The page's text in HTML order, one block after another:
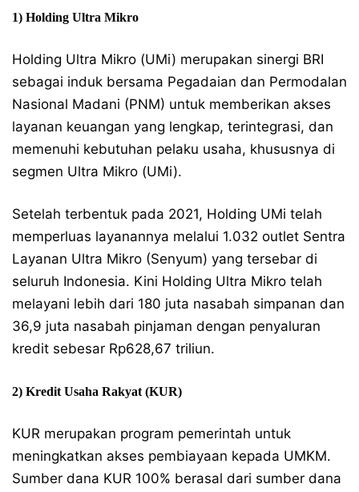
1) Holding Ultra Mikro
Holding Ultra Mikro (UMi) merupakan sinergi BRI
sebagai induk bersama Pegadaian dan Permodalan
Nasional Madani (PNM) untuk memberikan akses
layanan keuangan yang lengkap, terintegrasi, dan
memenuhi kebutuhan pelaku usaha, khususnya di
segmen Ultra Mikro (UMi).
Setelah terbentuk pada 2021, Holding UMi telah
memperluas layanannya melalui 1.032 outlet Sentra
Layanan Ultra Mikro (Senyum) yang tersebar di
seluruh Indonesia. Kini Holding Ultra Mikro telah
melayani lebih dari 180 juta nasabah simpanan dan
36,9 juta nasabah pinjaman dengan penyaluran
kredit sebesar Rp628,67 triliun.
2) Kredit Usaha Rakyat (KUR)
KUR merupakan program pemerintah untuk
meningkatkan akses pembiayaan kepada UMKM.
Sumber dana KUR 100% berasal dari sumber dana